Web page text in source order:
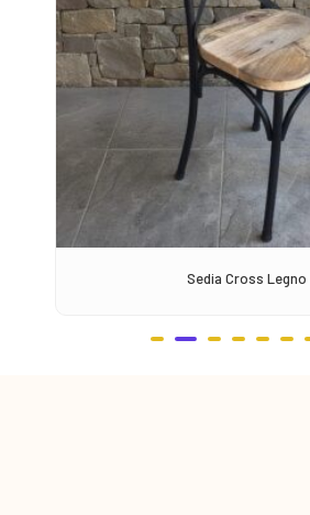
Sedia Cross Legno